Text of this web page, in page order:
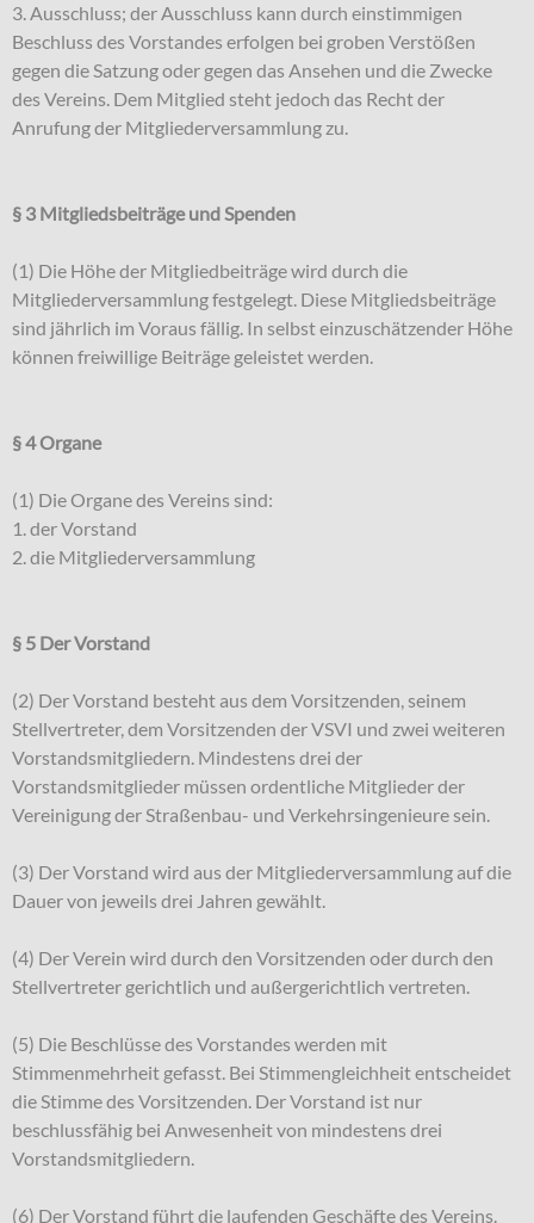
3. Ausschluss; der Ausschluss kann durch einstimmigen
Beschluss des Vorstandes erfolgen bei groben Verstößen
gegen die Satzung oder gegen das Ansehen und die Zwecke
des Vereins. Dem Mitglied steht jedoch das Recht der
Anrufung der Mitgliederversammlung zu.
§ 3 Mitgliedsbeiträge und Spenden
(1) Die Höhe der Mitgliedbeiträge wird durch die
Mitgliederversammlung festgelegt. Diese Mitgliedsbeiträge
sind jährlich im Voraus fällig. In selbst einzuschätzender Höhe
können freiwillige Beiträge geleistet werden.
§ 4 Organe
(1) Die Organe des Vereins sind:
1. der Vorstand
2. die Mitgliederversammlung
§ 5 Der Vorstand
(2) Der Vorstand besteht aus dem Vorsitzenden, seinem
Stellvertreter, dem Vorsitzenden der VSVI und zwei weiteren
Vorstandsmitgliedern. Mindestens drei der
Vorstandsmitglieder müssen ordentliche Mitglieder der
Vereinigung der Straßenbau- und Verkehrsingenieure sein.
(3) Der Vorstand wird aus der Mitgliederversammlung auf die
Dauer von jeweils drei Jahren gewählt.
(4) Der Verein wird durch den Vorsitzenden oder durch den
Stellvertreter gerichtlich und außergerichtlich vertreten.
(5) Die Beschlüsse des Vorstandes werden mit
Stimmenmehrheit gefasst. Bei Stimmengleichheit entscheidet
die Stimme des Vorsitzenden. Der Vorstand ist nur
beschlussfähig bei Anwesenheit von mindestens drei
Vorstandsmitgliedern.
(6) Der Vorstand führt die laufenden Geschäfte des Vereins.